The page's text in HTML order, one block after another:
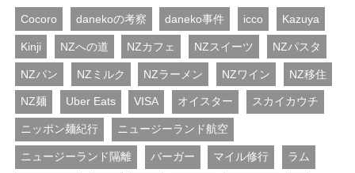
Cocoro danekoの考察 daneko事件 icco Kazuya
Kinji NZへの道 NZカフェ NZスイーツ NZパスタ
NZパン NZミルク NZラーメン NZワイン NZ移住
NZ麺 Uber Eats VISA オイスター スカイカウチ
ニッポン麺紀行 ニュージーランド航空
ニュージーランド隔離 バーガー マイル修行 ラム